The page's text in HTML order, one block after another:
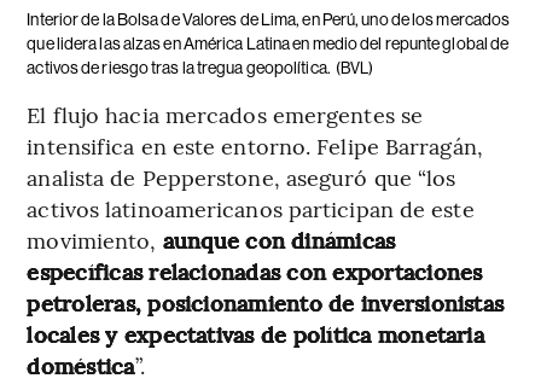
Interior de la Bolsa de Valores de Lima, en Perú, uno de los mercados
que lidera las alzas en América Latina en medio del repunte global de
activos de riesgo tras la tregua geopolítica. (BVL)
El flujo hacia mercados emergentes se
intensifica en este entorno. Felipe Barragán,
analista de Pepperstone, aseguró que “los
activos latinoamericanos participan de este
movimiento, aunque con dinámicas
específicas relacionadas con exportaciones
petroleras, posicionamiento de inversionistas
locales y expectativas de política monetaria
doméstica”.